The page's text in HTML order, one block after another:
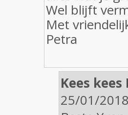
Wel blijft
Met
Petra
Kees
25/01/2018